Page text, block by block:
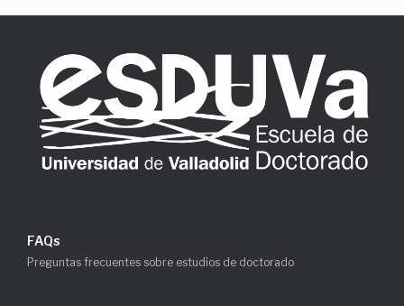
FAQs
Preguntas frecuentes sobre estudios de doctorado